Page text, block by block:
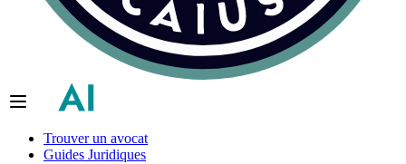
Trouver un avocat
Guides Juridiques